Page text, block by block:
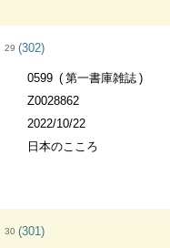
29 (302)
0599
第一書庫雑誌
Z0028862
2022/10/22
日本のこころ
30 (301)